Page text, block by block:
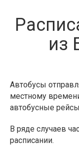
из
Автобусы
местному
автобусные
В ряде случаев
расписании.